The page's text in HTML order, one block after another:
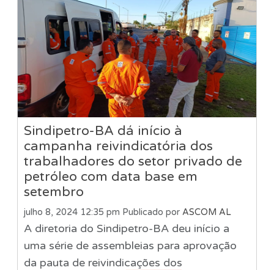
Sindipetro-BA dá início à
campanha reivindicatória dos
trabalhadores do setor privado de
petróleo com data base em
setembro
julho 8, 2024 12:35 pm Publicado por ASCOM AL
A diretoria do Sindipetro-BA deu início a
uma série de assembleias para aprovação
da pauta de reivindicações dos